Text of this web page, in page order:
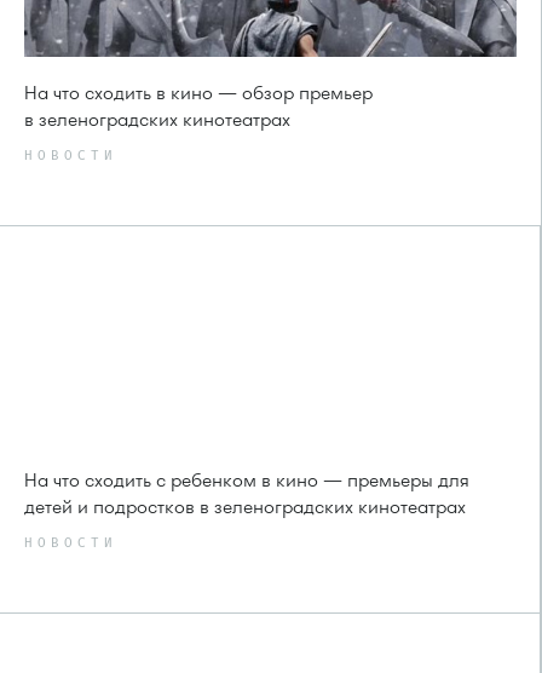
На что сходить в кино — обзор премьер
в зеленоградских кинотеатрах
НОВОСТИ
На что сходить с ребенком в кино — премьеры для
детей и подростков в зеленоградских кинотеатрах
НОВОСТИ